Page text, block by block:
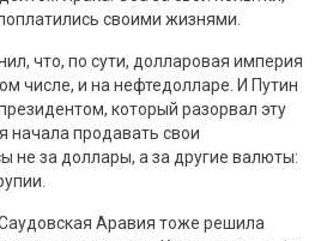
своими жизнями.
что, по сути, долларовая империя
числе, и на нефтедолларе. И Путин
который разорвал эту
начала продавать свои
не за доллары, а за другие валюты:
Саудовская Аравия тоже решила